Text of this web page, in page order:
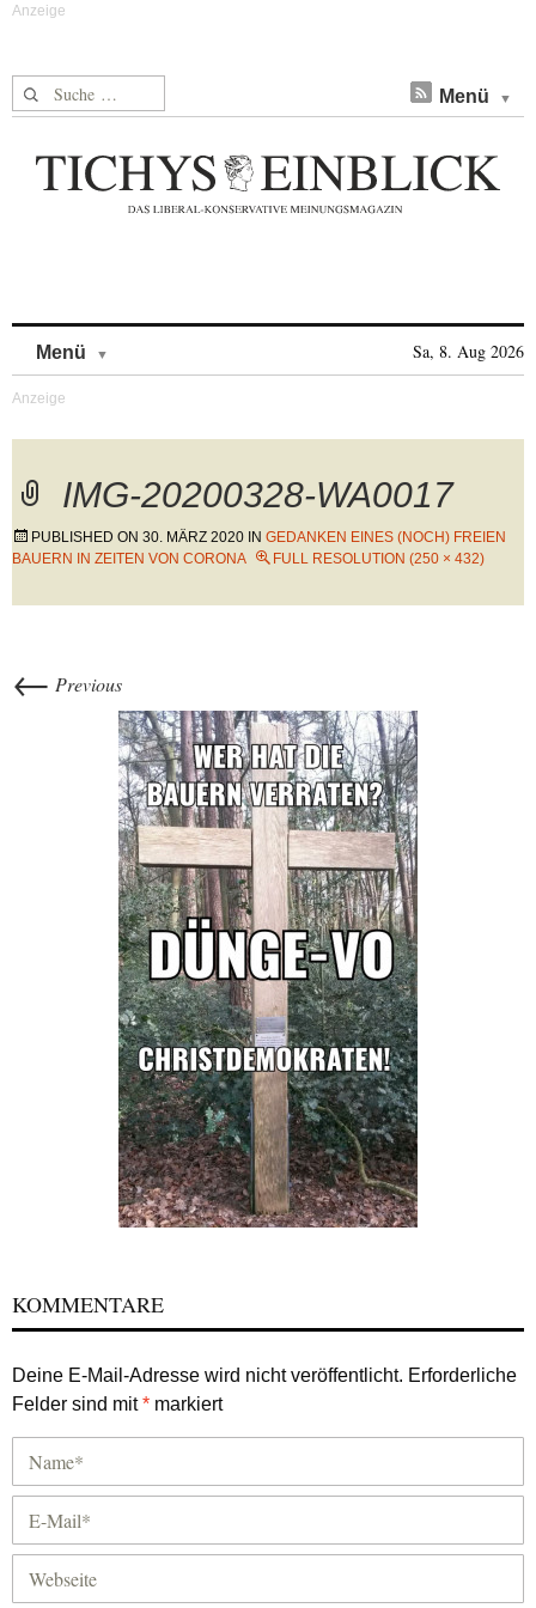
Suche nach: Menü
Menü Sa, 8. Aug 2026
IMG-20200328-WA0017
PUBLISHED ON 30. MÄRZ 2020 IN GEDANKEN EINES (NOCH) FREIEN
BAUERN IN ZEITEN VON CORONA
FULL RESOLUTION (250 × 432)
← Previous
KOMMENTARE
Deine E-Mail-Adresse wird nicht veröffentlicht. Erforderliche
Felder sind mit* markiert